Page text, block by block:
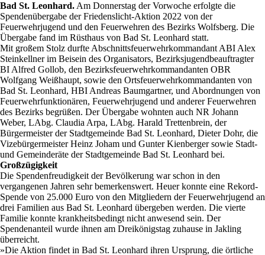
Bad St. Leonhard. Am Donnerstag der Vorwoche erfolgte die
Spendenübergabe der Friedenslicht-Aktion 2022 von der
Feuerwehrjugend und den Feuerwehren des Bezirks Wolfsberg. Die
Übergabe fand im Rüsthaus von Bad St. Leonhard statt.
Mit großem Stolz durfte Abschnittsfeuerwehrkommandant ABI Alex
Steinkellner im Beisein des Organisators, Bezirksjugendbeauftragter
BI Alfred Gollob, den Bezirksfeuerwehrkommandanten OBR
Wolfgang Weißhaupt, sowie den Ortsfeuerwehrkommandanten von
Bad St. Leonhard, HBI Andreas Baumgartner, und Abordnungen von
Feuerwehrfunktionären, Feuerwehrjugend und anderer Feuerwehren
des Bezirks begrüßen. Der Übergabe wohnten auch NR Johann
Weber, LAbg. Claudia Arpa, LAbg. Harald Trettenbrein, der
Bürgermeister der Stadtgemeinde Bad St. Leonhard, Dieter Dohr, die
Vizebürgermeister Heinz Joham und Gunter Kienberger sowie Stadt-
und Gemeinderäte der Stadtgemeinde Bad St. Leonhard bei.
Großzügigkeit
Die Spendenfreudigkeit der Bevölkerung war schon in den
vergangenen Jahren sehr bemerkenswert. Heuer konnte eine Rekord-
Spende von 25.000 Euro von den Mitgliedern der Feuerwehrjugend an
drei Familien aus Bad St. Leonhard übergeben werden. Die vierte
Familie konnte krankheitsbedingt nicht anwesend sein. Der
Spendenanteil wurde ihnen am Dreikönigstag zuhause in Jakling
überreicht.
»Die Aktion findet in Bad St. Leonhard ihren Ursprung, die örtliche